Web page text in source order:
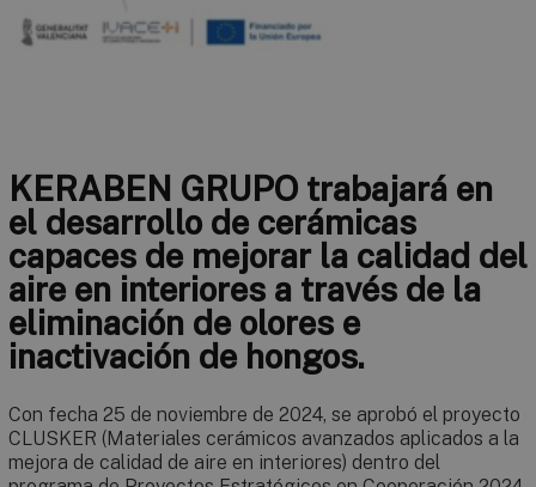
KERABEN GRUPO trabajará en
el desarrollo de cerámicas
capaces de mejorar la calidad del
aire en interiores a través de la
eliminación de olores e
inactivación de hongos.
Con fecha 25 de noviembre de 2024, se aprobó el proyecto
CLUSKER (Materiales cerámicos avanzados aplicados a la
mejora de calidad de aire en interiores) dentro del